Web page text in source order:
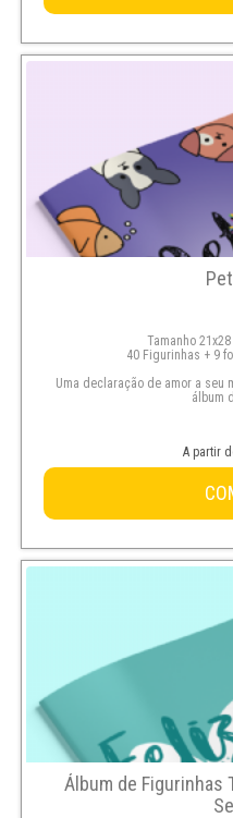
Tamanho
40 Figurinhas + 9
Uma declaração de amor a seu
álbum
A partir
Álbum de Figurinhas